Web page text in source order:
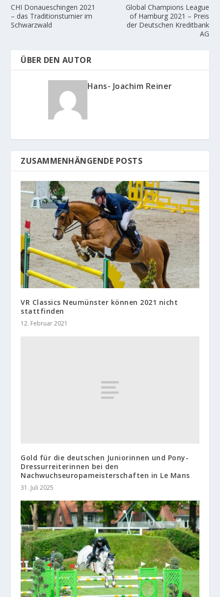
CHI Donaueschingen 2021
– das Traditionsturnier im
Schwarzwald
Global Champions League
of Hamburg 2021 – Preis
der Deutschen Kreditbank
AG
ÜBER DEN AUTOR
Hans- Joachim Reiner
ZUSAMMENHÄNGENDE POSTS
VR Classics Neumünster können 2021 nicht
stattfinden
12. Februar 2021
Gold für die deutschen Juniorinnen und Pony-
Dressurreiterinnen bei den
Nachwuchseuropameisterschaften in Le Mans
31. Juli 2025